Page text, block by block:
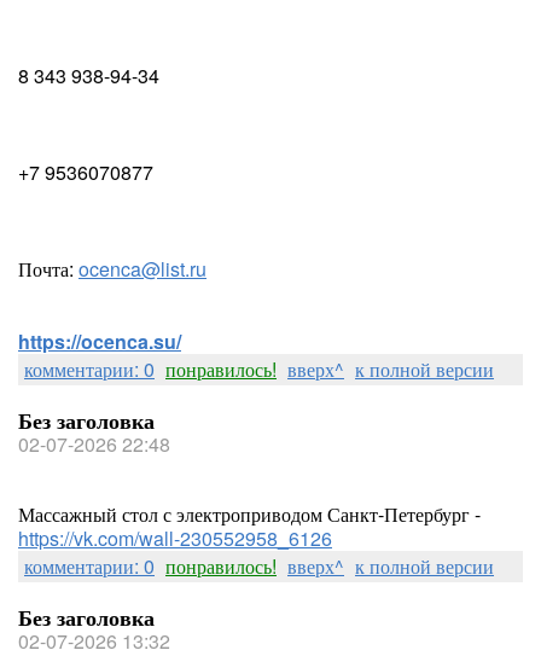
8 343 938-94-34
+7 9536070877
Почта: ocenca@list.ru
https://ocenca.su/
комментарии: 0 понравилось! вверх^ к полной версии
Без заголовка
02-07-2026 22:48
Массажный стол с электроприводом Санкт-Петербург -
https://vk.com/wall-230552958_6126
комментарии: 0 понравилось! вверх^ к полной версии
Без заголовка
02-07-2026 13:32